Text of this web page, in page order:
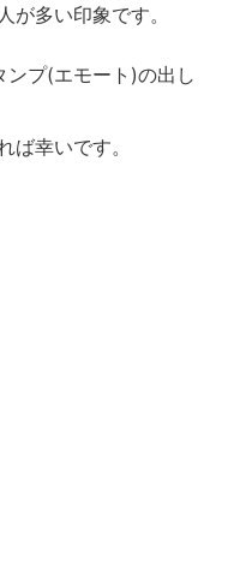
が多い印象です。
ンプ(エモート)の出し
ば幸いです。